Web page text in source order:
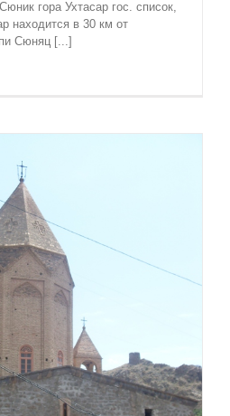
гора Ухтасар гос. список,
находится в 30 км от
Сюняц [...]